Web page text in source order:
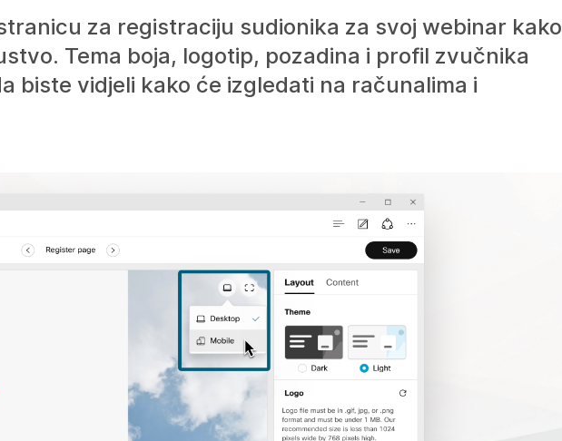
za registraciju sudionika za svoj webinar kako
Tema boja, logotip, pozadina i profil zvučnika
biste vidjeli kako će izgledati na računalima i